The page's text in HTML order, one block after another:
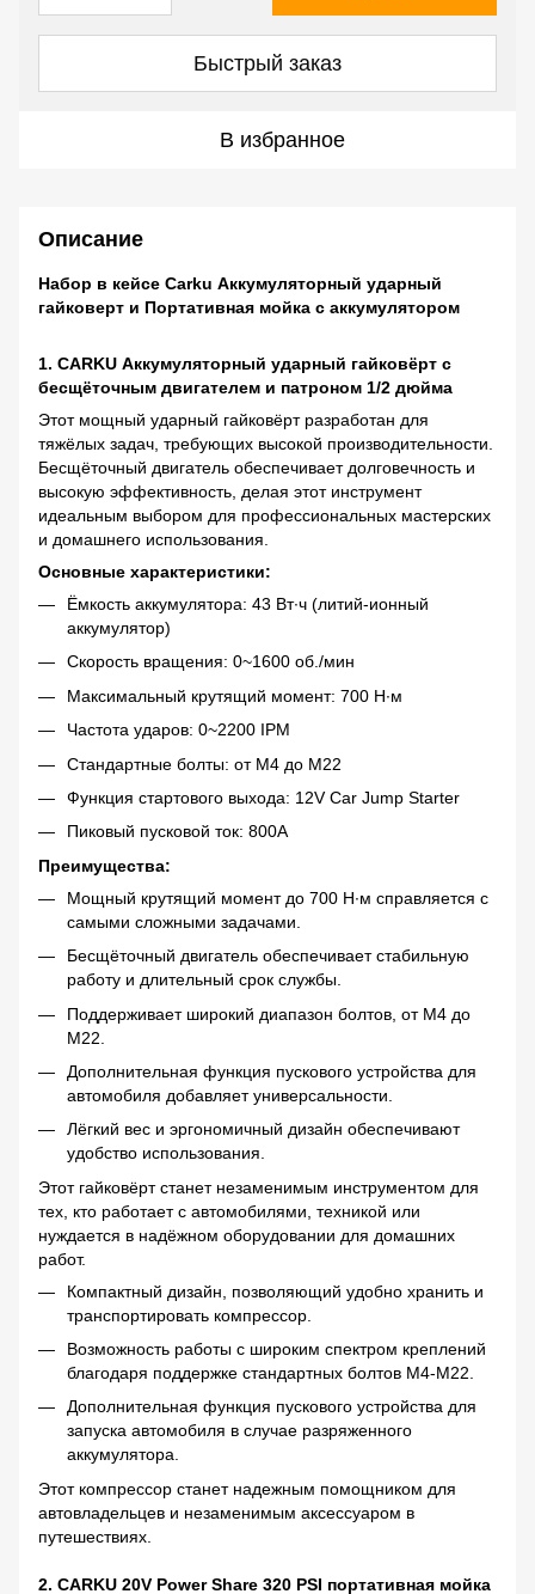
Быстрый заказ
В избранное
Описание
Набор в кейсе Carku Аккумуляторный ударный
гайковерт и Портативная мойка с аккумулятором
1. CARKU Аккумуляторный ударный гайковёрт с
бесщёточным двигателем и патроном 1/2 дюйма
Этот мощный ударный гайковёрт разработан для
тяжёлых задач, требующих высокой производительности.
Бесщёточный двигатель обеспечивает долговечность и
высокую эффективность, делая этот инструмент
идеальным выбором для профессиональных мастерских
и домашнего использования.
Основные характеристики:
Ёмкость аккумулятора: 43 Вт∙ч (литий-ионный
аккумулятор)
Скорость вращения: 0~1600 об./мин
Максимальный крутящий момент: 700 Н∙м
Частота ударов: 0~2200 IPM
Стандартные болты: от M4 до M22
Функция стартового выхода: 12V Car Jump Starter
Пиковый пусковой ток: 800A
Преимущества:
Мощный крутящий момент до 700 Н∙м справляется с
самыми сложными задачами.
Бесщёточный двигатель обеспечивает стабильную
работу и длительный срок службы.
Поддерживает широкий диапазон болтов, от M4 до
M22.
Дополнительная функция пускового устройства для
автомобиля добавляет универсальности.
Лёгкий вес и эргономичный дизайн обеспечивают
удобство использования.
Этот гайковёрт станет незаменимым инструментом для
тех, кто работает с автомобилями, техникой или
нуждается в надёжном оборудовании для домашних
работ.
Компактный дизайн, позволяющий удобно хранить и
транспортировать компрессор.
Возможность работы с широким спектром креплений
благодаря поддержке стандартных болтов M4-M22.
Дополнительная функция пускового устройства для
запуска автомобиля в случае разряженного
аккумулятора.
Этот компрессор станет надежным помощником для
автовладельцев и незаменимым аксессуаром в
путешествиях.
2. CARKU 20V Power Share 320 PSI портативная мойка